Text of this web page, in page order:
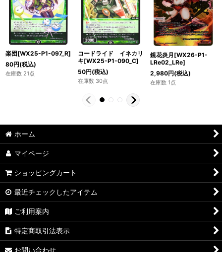
楽団[WX25-P1-097_R]
80円(税込)
在庫数 21点
コードライド イネカリ
キ[WX25-P1-090_C]
50円(税込)
在庫数 30点
鏡花炎月[WX26-P1-
LRe02_LRe]
2,980円(税込)
在庫数 1点
ホーム
マイページ
ショッピングカート
最近チェックしたアイテム
ご利用案内
特定商取引法表示
お問い合わせ